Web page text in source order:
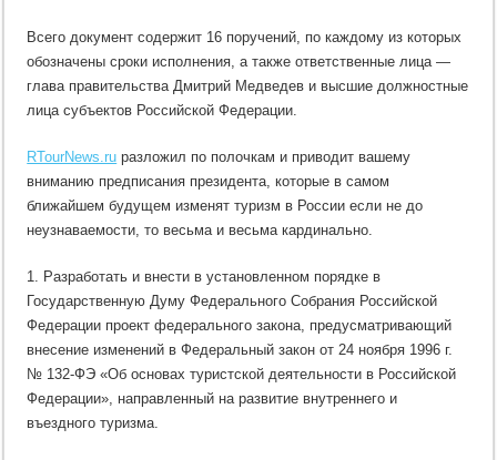
Всего документ содержит 16 поручений, по каждому из которых
обозначены сроки исполнения, а также ответственные лица —
глава правительства Дмитрий Медведев и высшие должностные
лица субъектов Российской Федерации.
RTourNews.ru разложил по полочкам и приводит вашему
вниманию предписания президента, которые в самом
ближайшем будущем изменят туризм в России если не до
неузнаваемости, то весьма и весьма кардинально.
1. Разработать и внести в установленном порядке в
Государственную Думу Федерального Собрания Российской
Федерации проект федерального закона, предусматривающий
внесение изменений в Федеральный закон от 24 ноября 1996 г.
№ 132-ФЭ «Об основах туристской деятельности в Российской
Федерации», направленный на развитие внутреннего и
въездного туризма.